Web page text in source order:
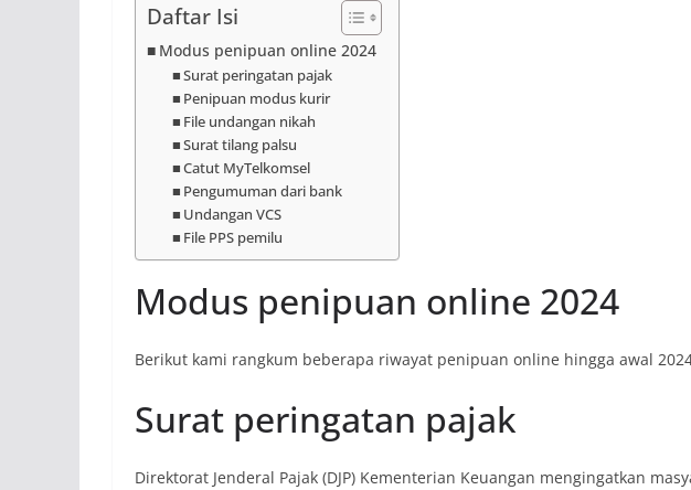
Daftar Isi
Modus penipuan online 2024
Surat peringatan pajak
Penipuan modus kurir
File undangan nikah
Surat tilang palsu
Catut MyTelkomsel
Pengumuman dari bank
Undangan VCS
File PPS pemilu
Modus penipuan online 2024
Berikut kami rangkum beberapa riwayat penipuan online hingga awal
Surat peringatan pajak
Direktorat Jenderal Pajak (DJP) Kementerian Keuangan mengingatkan